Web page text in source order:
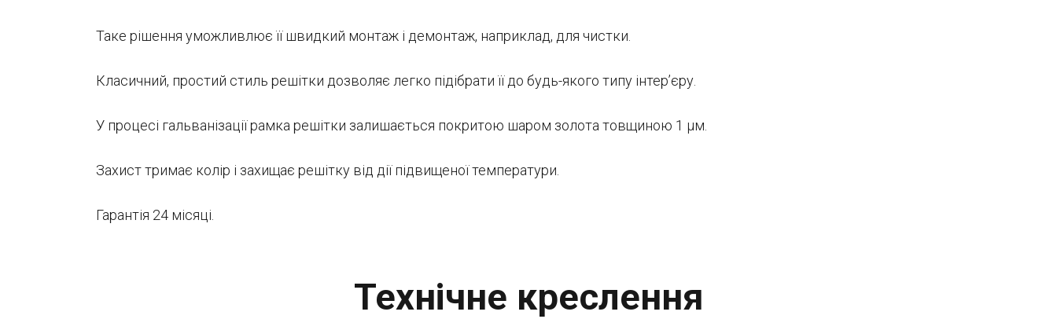
Таке рішення уможливлює її швидкий монтаж і демонтаж, наприклад, для чистки.
Класичний, простий стиль решітки дозволяє легко підібрати її до будь-якого типу інтер’єру.
У процесі гальванізації рамка решітки залишається покритою шаром золота товщиною 1 μм.
Захист тримає колір і захищає решітку від дії підвищеної температури.
Гарантія 24 місяці.
Технічне креслення